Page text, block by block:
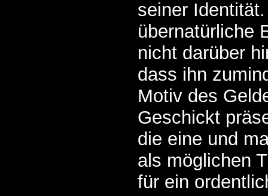
seiner
übernatürliche
nicht darüber
dass ihn
Motiv des
Geschickt
die eine und
als möglichen
für ein